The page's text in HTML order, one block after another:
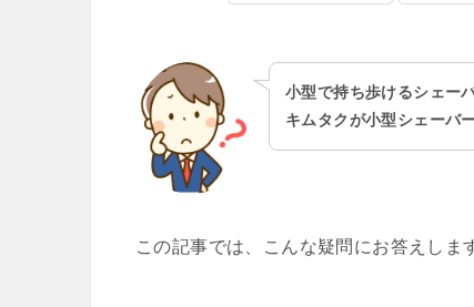
小型で持ち歩けるシェー
キムタクが小型シェーバ
この記事では、こんな疑問にお答えしま